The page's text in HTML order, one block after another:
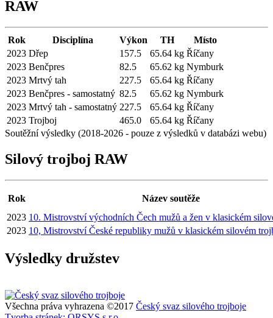
RAW
Rok Disciplína Výkon TH
Místo
2023 Dřep 157.5 65.64 kg Říčany
2023 Benčpres 82.5 65.62 kg Nymburk
2023 Mrtvý tah 227.5 65.64 kg Říčany
2023 Benčpres - samostatný 82.5 65.62 kg Nymburk
2023 Mrtvý tah - samostatný 227.5 65.64 kg Říčany
2023 Trojboj 465.0 65.64 kg Říčany
Soutěžní výsledky (2018-2026 - pouze z výsledků v databázi webu)
Silový trojboj RAW
Rok
Název soutěže
2023 10. Mistrovství východních Čech mužů a žen v klasickém
2023 10, Mistrovství České republiky mužů v klasickém silovém
Výsledky družstev
Všechna práva vyhrazena ©2017 Český svaz silového trojboje